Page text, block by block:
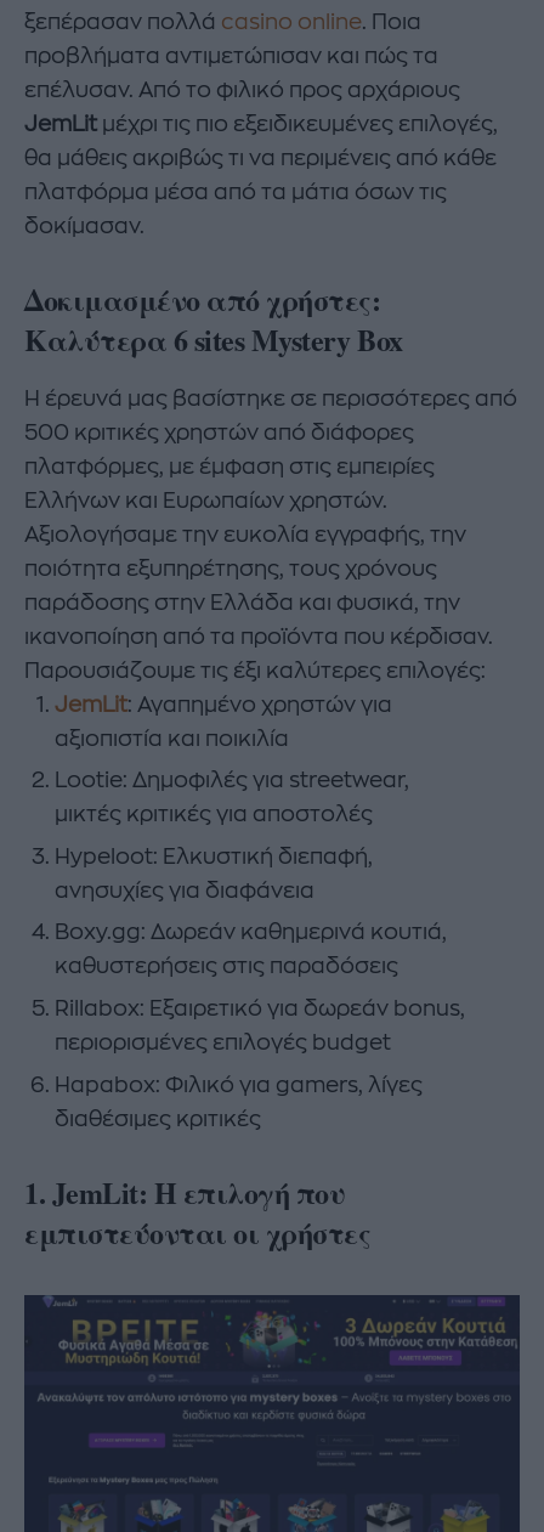
ξεπέρασαν πολλά casino online. Ποια
προβλήματα αντιμετώπισαν και πώς τα
επέλυσαν. Από το φιλικό προς αρχάριους
JemLit μέχρι τις πιο εξειδικευμένες επιλογές,
θα μάθεις ακριβώς τι να περιμένεις από κάθε
πλατφόρμα μέσα από τα μάτια όσων τις
δοκίμασαν.
Δοκιμασμένο από χρήστες:
Καλύτερα 6 sites Mystery Box
Η έρευνά μας βασίστηκε σε περισσότερες από
500 κριτικές χρηστών από διάφορες
πλατφόρμες, με έμφαση στις εμπειρίες
Ελλήνων και Ευρωπαίων χρηστών.
Αξιολογήσαμε την ευκολία εγγραφής, την
ποιότητα εξυπηρέτησης, τους χρόνους
παράδοσης στην Ελλάδα και φυσικά, την
ικανοποίηση από τα προϊόντα που κέρδισαν.
Παρουσιάζουμε τις έξι καλύτερες επιλογές:
JemLit: Αγαπημένο χρηστών για
αξιοπιστία και ποικιλία
Lootie: Δημοφιλές για streetwear,
μικτές κριτικές για αποστολές
Hypeloot: Ελκυστική διεπαφή,
ανησυχίες για διαφάνεια
Boxy.gg: Δωρεάν καθημερινά κουτιά,
καθυστερήσεις στις παραδόσεις
Rillabox: Εξαιρετικό για δωρεάν bonus,
περιορισμένες επιλογές budget
Hapabox: Φιλικό για gamers, λίγες
διαθέσιμες κριτικές
1. JemLit: Η επιλογή που
εμπιστεύονται οι χρήστες